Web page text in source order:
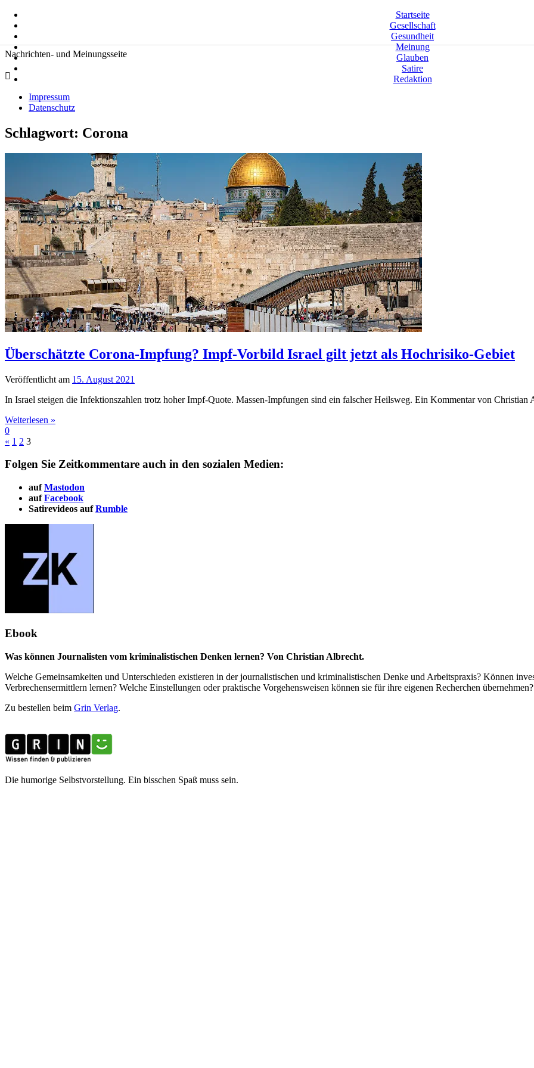
Inhalt
springen
nach:
Zeitkommentare
Nachrichten- und Meinungsseite
Impressum
Datenschutz
Startseite
Gesellschaft
Gesundheit
Meinung
Glauben
Satire
Redaktion
Schlagwort: Corona
Überschätzte Corona-Impfung? Impf-Vorbild Israel gilt jetzt als Hochrisiko-Gebiet
Veröffentlicht am 15. August 2021
In Israel steigen die Infektionszahlen trotz hoher Impf-Quote. Massen-Impfungen sind ein falscher Heilsweg. Ein Kommentar von Christian
Weiterlesen »
0
« 1 2 3
Folgen Sie Zeitkommentare auch in den sozialen Medien:
aufMastodon
auf Facebook
Satirevideos aufRumble
Ebook
Was können Journalisten vom kriminalistischen Denken lernen? Von Christian Albrecht.
Welche Gemeinsamkeiten und Unterschieden existieren in der journalistischen und kriminalistischen Denke und Arbeitspraxis? Können
Verbrechensermittlern lernen? Welche Einstellungen oder praktische Vorgehensweisen können sie für ihre eigenen Recherchen übernehmen?
Zu bestellen beim Grin Verlag.
Die humorige Selbstvorstellung. Ein bisschen Spaß muss sein.